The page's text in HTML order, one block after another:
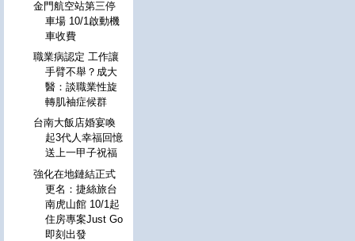
金門航空站第三停
車場 10/1啟動機
車收費
職業病認定 工作讓
手臂不舉？成大
醫：談職業性旋
轉肌袖症候群
台南大飯店婚宴喚
起3代人幸福回憶
送上一甲子祝福
強化在地鏈結正式
更名：捷絲旅台
南虎山館 10/1起
住房專案Just Go
即刻出發